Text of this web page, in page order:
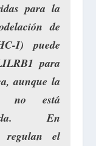
para la
de
I) puede
para
aunque la
no está
En
regulan el